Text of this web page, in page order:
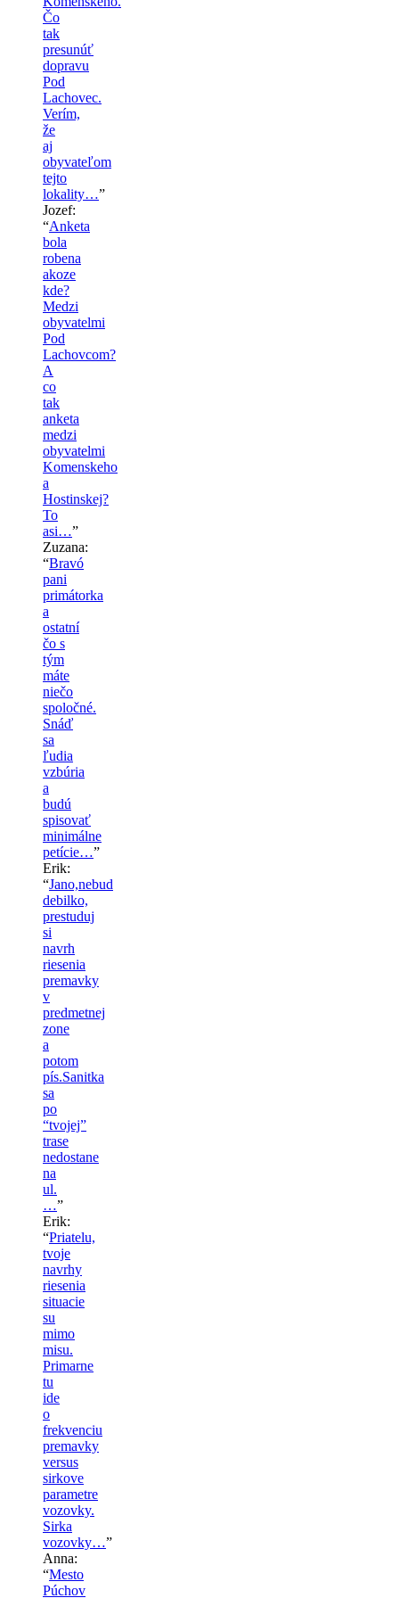
Čo
tak
presunúť
dopravu
Pod
Lachovec.
Verím,
že
aj
obyvateľom
tejto
lokality…”
Jozef:
“Anketa
bola
robena
akoze
kde?
Medzi
obyvatelmi
Pod
Lachovcom?
A
co
tak
anketa
medzi
obyvatelmi
Komenskeho
a
Hostinskej?
To
asi…”
Zuzana:
“Bravó
pani
primátorka
a
ostatní
čo s
tým
máte
niečo
spoločné.
Snáď
sa
ľudia
vzbúria
a
budú
spisovať
minimálne
petície…”
Erik:
“Jano,nebud
debilko,
prestuduj
si
navrh
riesenia
premavky
v
predmetnej
zone
a
potom
pís.Sanitka
sa
po
“tvojej”
trase
nedostane
na
ul.
…”
Erik:
“Priatelu,
tvoje
navrhy
riesenia
situacie
su
mimo
misu.
Primarne
tu
ide
o
frekvenciu
premavky
versus
sirkove
parametre
vozovky.
Sirka
vozovky…”
Anna:
“Mesto
Púchov